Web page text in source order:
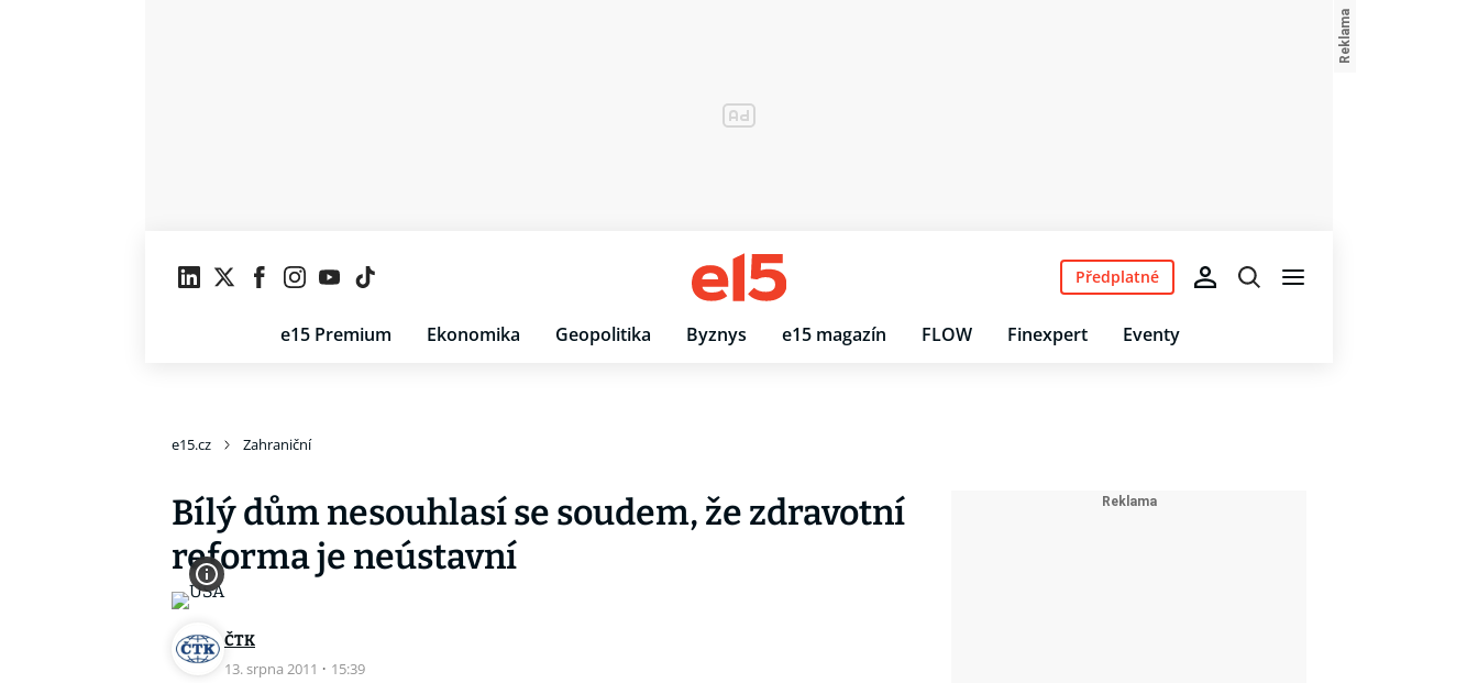
e15 Premium Ekonomika Geopolitika Byznys e15 magazín FLOW Finexpert Eventy
Předplatné
e15.cz Zahraniční
Bílý dům nesouhlasí se soudem, že zdravotní
reforma je neústavní
ČTK
13. srpna 2011 · 15:39